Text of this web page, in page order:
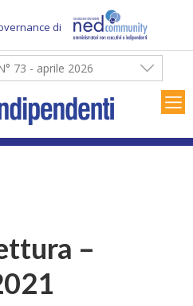
di
73 - aprile 2026
–